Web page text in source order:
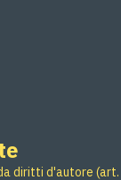
diritti d'autore (art.